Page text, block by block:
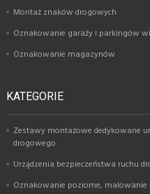
Montaż znaków drogowych
Oznakowanie garaży i parkingów
Oznakowanie magazynów
KATEGORIE
Zestawy montażowe dedykowane
drogowego
Urządzenia bezpieczeństwa ruchu
Oznakowanie poziome, malowanie